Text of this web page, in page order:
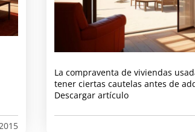
La compraventa de viviendas
tener ciertas cautelas antes de
Descargar artículo